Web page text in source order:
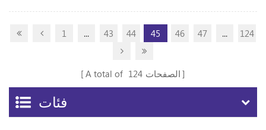
XKAH00025
1 ... 43 44 45 46 47 ... 124
A total of 124 الصفحات
فئات